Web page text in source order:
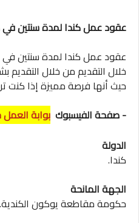
عقود عمل كندا لمدة سنتين في
عقود عمل كندا لمدة سنتين في
خلال التقديم من خلال
حيث أنها فرصة مميزة إذا كنت
- صفحة الفيسبوك بوابة
الدولة
كندا.
الجهة المانحة
حكومة مقاطعة يوكون الكندية.